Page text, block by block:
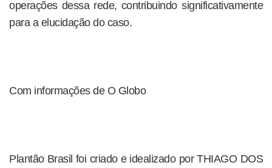
operações dessa rede, contribuindo significativamente
para a elucidação do caso.
Com informações de O Globo
Plantão Brasil foi criado e idealizado por THIAGO DOS